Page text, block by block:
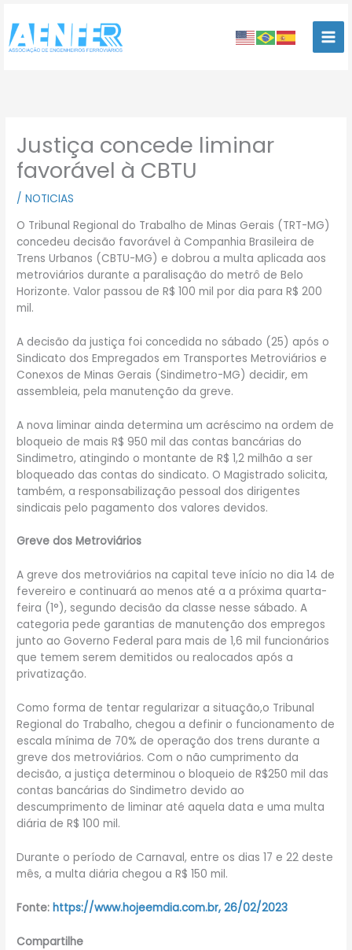
para
conteúdo
Justiça concede liminar
favorável à CBTU
/NOTICIAS
O Tribunal Regional do Trabalho de Minas Gerais (TRT-MG)
concedeu decisão favorável à Companhia Brasileira de
Trens Urbanos (CBTU-MG) e dobrou a multa aplicada aos
metroviários durante a paralisação do metrô de Belo
Horizonte. Valor passou de R$ 100 mil por dia para R$ 200
mil.
A decisão da justiça foi concedida no sábado (25) após o
Sindicato dos Empregados em Transportes Metroviários e
Conexos de Minas Gerais (Sindimetro-MG) decidir, em
assembleia, pela manutenção da greve.
A nova liminar ainda determina um acréscimo na ordem de
bloqueio de mais R$ 950 mil das contas bancárias do
Sindimetro, atingindo o montante de R$ 1,2 milhão a ser
bloqueado das contas do sindicato. O Magistrado solicita,
também, a responsabilização pessoal dos dirigentes
sindicais pelo pagamento dos valores devidos.
Greve dos Metroviários
A greve dos metroviários na capital teve início no dia 14 de
fevereiro e continuará ao menos até a a próxima quarta-
feira (1°), segundo decisão da classe nesse sábado. A
categoria pede garantias de manutenção dos empregos
junto ao Governo Federal para mais de 1,6 mil funcionários
que temem serem demitidos ou realocados após a
privatização.
Como forma de tentar regularizar a situação,o Tribunal
Regional do Trabalho, chegou a definir o funcionamento de
escala mínima de 70% de operação dos trens durante a
greve dos metroviários. Com o não cumprimento da
decisão, a justiça determinou o bloqueio de R$250 mil das
contas bancárias do Sindimetro devido ao
descumprimento de liminar até aquela data e uma multa
diária de R$ 100 mil.
Durante o período de Carnaval, entre os dias 17 e 22 deste
mês, a multa diária chegou a R$ 150 mil.
Fonte:https://www.hojeemdia.com.br, 26/02/2023
Compartilhe